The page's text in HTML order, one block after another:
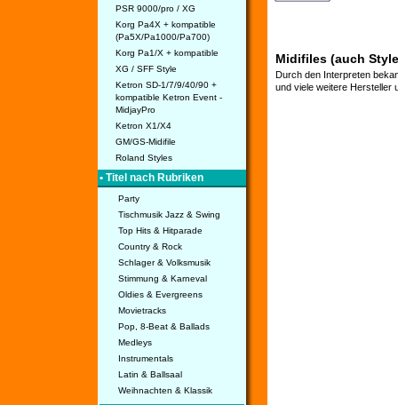
PSR 9000/pro / XG
Korg Pa4X + kompatible
(Pa5X/Pa1000/Pa700)
Korg Pa1/X + kompatible
XG / SFF Style
Ketron SD-1/7/9/40/90 +
kompatible Ketron Event -
MidjayPro
Ketron X1/X4
GM/GS-Midifile
Roland Styles
• Titel nach Rubriken
Party
Tischmusik Jazz & Swing
Top Hits & Hitparade
Country & Rock
Schlager & Volksmusik
Stimmung & Karneval
Oldies & Evergreens
Movietracks
Pop, 8-Beat & Ballads
Medleys
Instrumentals
Latin & Ballsaal
Weihnachten & Klassik
Midifiles (auch
Durch den Interpreten
und viele weitere Hersteller